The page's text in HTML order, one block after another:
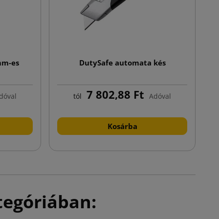
es DutySafe automata kés
tól 7 802,88 Ft Adóval
Kosárba